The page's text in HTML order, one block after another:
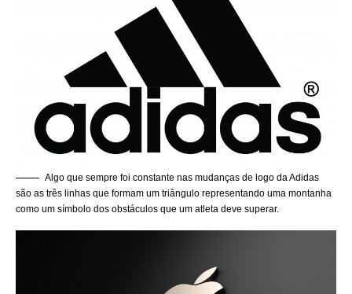
Algo que sempre foi constante nas mudanças de logo da Adidas
são as três linhas que formam um triângulo representando uma montanha
como um símbolo dos obstáculos que um atleta deve superar.